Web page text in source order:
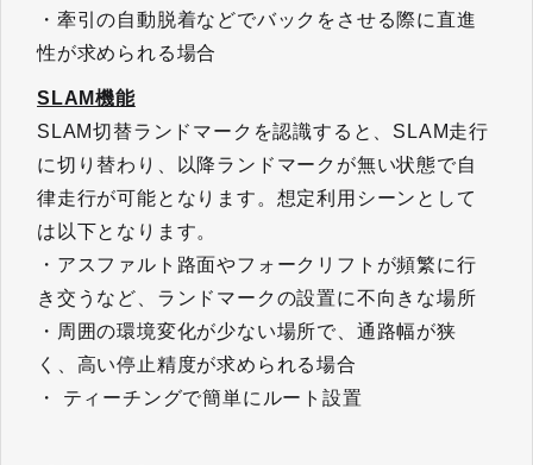
・牽引の自動脱着などでバックをさせる際に直進
性が求められる場合
SLAM機能​​​​​​​
SLAM切替ランドマークを認識すると、SLAM走行
に切り替わり、以降ランドマークが無い状態で自
律走行が可能となります。想定利用シーンとして
は以下となります。
・アスファルト路面やフォークリフトが頻繁に行
き交うなど、ランドマークの設置に不向きな場所
・周囲の環境変化が少ない場所で、通路幅が狭
く、高い停止精度が求められる場合
・ ティーチングで簡単にルート設置